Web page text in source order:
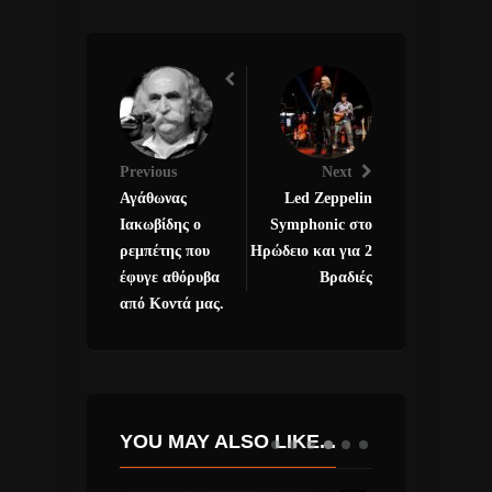
Previous
Αγάθωνας
Ιακωβίδης ο
ρεμπέτης που
έφυγε αθόρυβα
από Κοντά μας.
Next
Led Zeppelin
Symphonic στο
Ηρώδειο και για 2
Βραδιές
YOU MAY ALSO LIKE...